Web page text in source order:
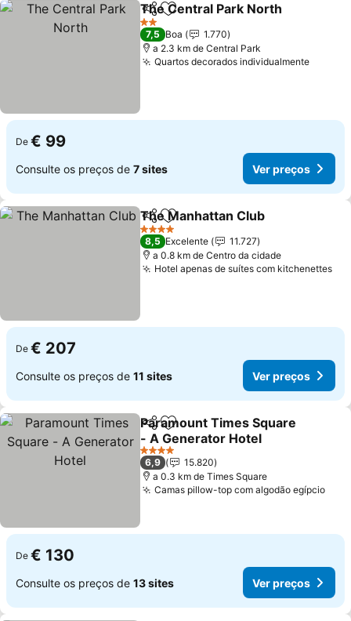
PartilharAdicionar aos favoritos
The Central Park North
2 Estrelas
7,5 Boa
1.770
a 2.3 km de Central Park
Quartos decorados individualmenteVer
De € 99
Consulte os preços de 7 sites Ver preços
PartilharAdicionar aos favoritos
The Manhattan Club
4 Estrelas
8,5 Excelente
11.727
a 0.8 km de Centro da cidade
Hotel apenas de suítes com kitchenettes
De € 207
Consulte os preços de 11 sites Ver preços
PartilharAdicionar aos favoritos
Paramount Times Square
- A Generator Hotel
Ver preços
4 Estrelas
6,9
15.820
a 0.3 km de Times Square
Camas pillow-top com algodão egípcioVer
De € 130
Consulte os preços de 13 sites Ver preços